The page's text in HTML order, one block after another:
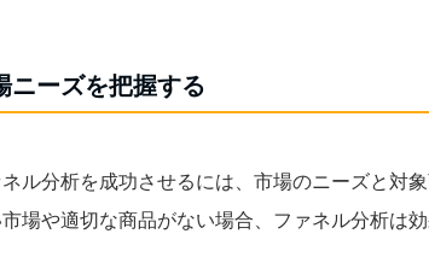
ニーズを把握する
ル分析を成功させるには、市場のニーズと対
場や適切な商品がない場合、ファネル分析は効